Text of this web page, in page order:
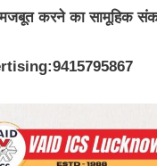
मजबूत करने का सामूहिक